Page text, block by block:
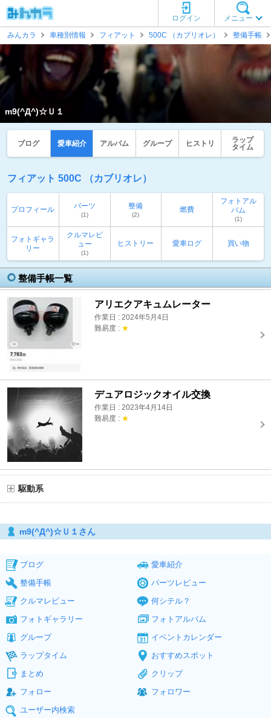
メニュー
ログイン
みんカラ
車種別情報 フィアット 500C （カブリオレ） 整備手帳
m9(^Д^)☆Ｕ１
ブログ 愛車紹介 アルバム グループ ヒストリ
ラップ
タイム
フィアット 500C （カブリオレ）
プロフィール パーツ
(1)
整備
(2)
燃費
フォトアル
バム
(1)
フォトギャラ
リー
クルマレビ
ュー
(1)
ヒストリー 愛車ログ 買い物
整備手帳一覧
アリエクアキュムレーター
作業日 : 2024年5月4日
難易度 : ★
デュアロジックオイル交換
作業日 : 2023年4月14日
難易度 : ★
駆動系
m9(^Д^)☆Ｕ１さん
ブログ
愛車紹介
整備手帳
パーツレビュー
クルマレビュー
何シテル？
フォトギャラリー
フォトアルバム
グループ
イベントカレンダー
ラップタイム
おすすめスポット
まとめ
クリップ
フォロー
フォロワー
ユーザー内検索